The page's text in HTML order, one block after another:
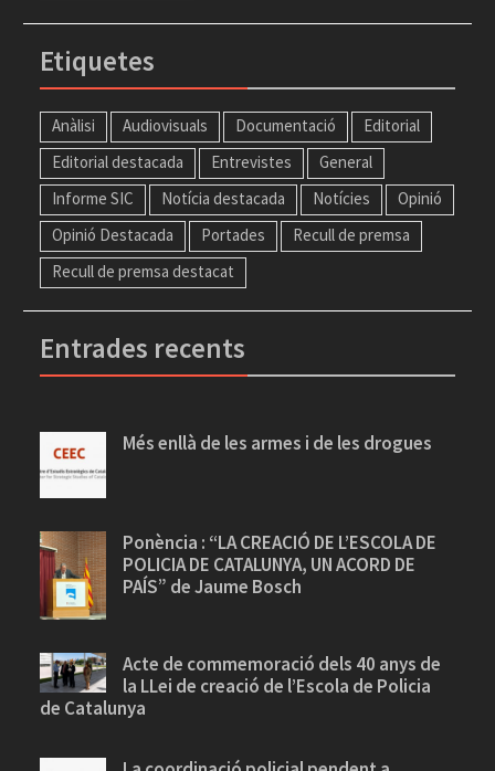
Etiquetes
Anàlisi Audiovisuals Documentació
Editorial
Editorial destacada
Entrevistes
General
Informe SIC
Notícia destacada Notícies
Opinió
Opinió Destacada
Portades
Recull de premsa
Recull de premsa destacat
Entrades recents
Més enllà de les armes i de les drogues
Ponència : “LA CREACIÓ DE L’ESCOLA DE
POLICIA DE CATALUNYA, UN ACORD DE
PAÍS” de Jaume Bosch
Acte de commemoració dels 40 anys de
la LLei de creació de l’Escola de Policia
de Catalunya